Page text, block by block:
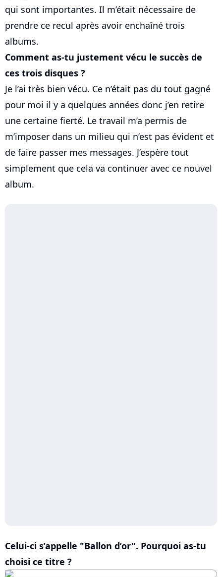
qui sont importantes. Il m’était nécessaire de
prendre ce recul après avoir enchaîné trois
albums.
Comment as-tu justement vécu le succès de
ces trois disques ?
Je l’ai très bien vécu. Ce n’était pas du tout gagné
pour moi il y a quelques années donc j’en retire
une certaine fierté. Le travail m’a permis de
m’imposer dans un milieu qui n’est pas évident et
de faire passer mes messages. J’espère tout
simplement que cela va continuer avec ce nouvel
album.
Celui-ci s’appelle "Ballon d’or". Pourquoi as-tu
choisi ce titre ?